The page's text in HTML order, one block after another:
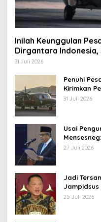
Inilah Keunggulan
Dirgantara Indonesia,
Operasi TNI
31 Juli 2026
Penuhi
Kirimkan
AU
31 Juli 2026
Usai
27 Juli 2026
Jadi
Jampidsus
Kriminalisasi
25 Juli 2026